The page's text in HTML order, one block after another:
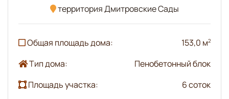
территория Дмитровские Сады
Общая площадь дома: 153,0 м2
Тип дома:
Пенобетонный блок
Площадь участка:
6 соток